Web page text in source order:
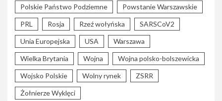
Polskie Państwo Podziemne Powstanie Warszawskie
PRL Rosja Rzeź wołyńska SARSCoV2
Unia Europejska USA Warszawa
Wielka Brytania Wojna Wojna polsko-bolszewicka
Wojsko Polskie Wolny rynek ZSRR
Żołnierze Wyklęci